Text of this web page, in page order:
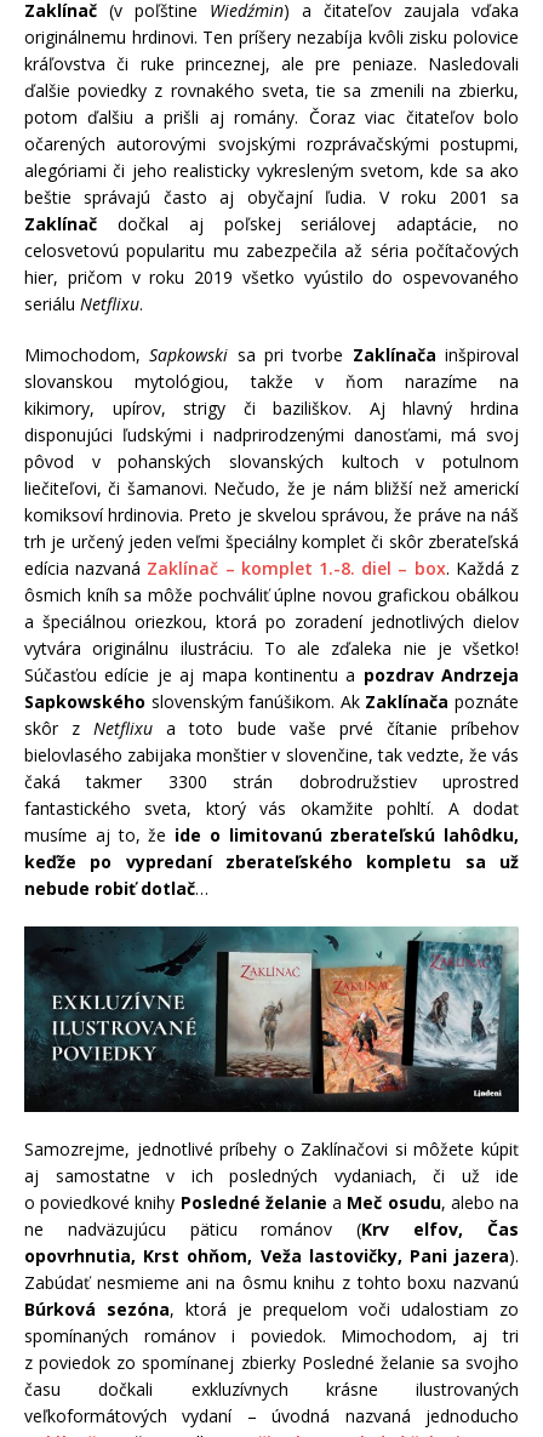
Zaklínač (v poľštine Wiedźmin) a čitateľov zaujala vďaka
originálnemu hrdinovi. Ten príšery nezabíja kvôli zisku polovice
kráľovstva či ruke princeznej, ale pre peniaze. Nasledovali
ďalšie poviedky z rovnakého sveta, tie sa zmenili na zbierku,
potom ďalšiu a prišli aj romány. Čoraz viac čitateľov bolo
očarených autorovými svojskými rozprávačskými postupmi,
alegóriami či jeho realisticky vykresleným svetom, kde sa ako
beštie správajú často aj obyčajní ľudia. V roku 2001 sa
Zaklínač dočkal aj poľskej seriálovej adaptácie, no
celosvetovú popularitu mu zabezpečila až séria počítačových
hier, pričom v roku 2019 všetko vyústilo do ospevovaného
seriálu Netflixu.
Mimochodom,Sapkowski sa pri tvorbe Zaklínača inšpiroval
slovanskou mytológiou, takže v ňom narazíme na
kikimory, upírov, strigy či baziliškov. Aj hlavný hrdina
disponujúci ľudskými i nadprirodzenými danosťami, má svoj
pôvod v pohanských slovanských kultoch v potulnom
liečiteľovi, či šamanovi. Nečudo, že je nám bližší než americkí
komiksoví hrdinovia. Preto je skvelou správou, že práve na náš
trh je určený jeden veľmi špeciálny komplet či skôr zberateľská
edícia nazvaná Zaklínač – komplet 1.-8. diel – box. Každá z
ôsmich kníh sa môže pochváliť úplne novou grafickou obálkou
a špeciálnou oriezkou, ktorá po zoradení jednotlivých dielov
vytvára originálnu ilustráciu. To ale zďaleka nie je všetko!
Súčasťou edície je aj mapa kontinentu a pozdrav Andrzeja
Sapkowského slovenským fanúšikom. Ak Zaklínača poznáte
skôr zNetflixu a toto bude vaše prvé čítanie príbehov
bielovlasého zabijaka monštier v slovenčine, tak vedzte, že vás
čaká takmer 3300 strán dobrodružstiev uprostred
fantastického sveta, ktorý vás okamžite pohltí. A dodať
musíme aj to, že ide o limitovanú zberateľskú lahôdku,
keďže po vypredaní zberateľského kompletu sa už
nebude robiť dotlač…
Samozrejme, jednotlivé príbehy o Zaklínačovi si môžete kúpiť
aj samostatne v ich posledných vydaniach, či už ide
o poviedkové knihy Posledné želanie a Meč osudu, alebo na
ne nadväzujúcu päticu románov (Krv elfov, Čas
opovrhnutia, Krst ohňom, Veža lastovičky, Pani jazera).
Zabúdať nesmieme ani na ôsmu knihu z tohto boxu nazvanú
Búrková sezóna, ktorá je prequelom voči udalostiam zo
spomínaných románov i poviedok. Mimochodom, aj tri
z poviedok zo spomínanej zbierky Posledné želanie sa svojho
času dočkali exkluzívnych krásne ilustrovaných
veľkoformátových vydaní – úvodná nazvaná jednoducho